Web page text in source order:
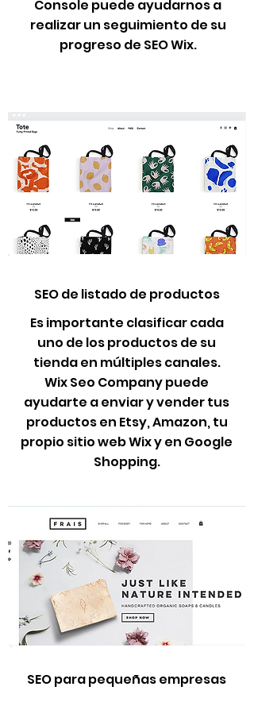
Console puede ayudarnos a
realizar un seguimiento de su
progreso de SEO Wix.
SEO de listado de productos
Es importante clasificar cada
uno de los productos de su
tienda en múltiples canales.
Wix Seo Company puede
ayudarte a enviar y vender tus
productos en Etsy, Amazon, tu
propio sitio web Wix y en Google
Shopping.
SEO para pequeñas empresas